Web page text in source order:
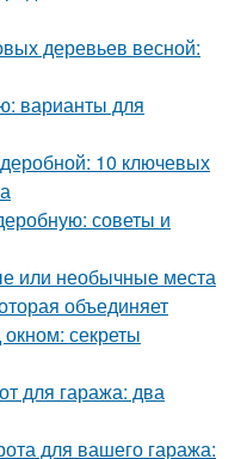
деревьев весной:
варианты для
10 ключевых
советы и
или необычные места
объединяет
секреты
для гаража: два
для вашего гаража: